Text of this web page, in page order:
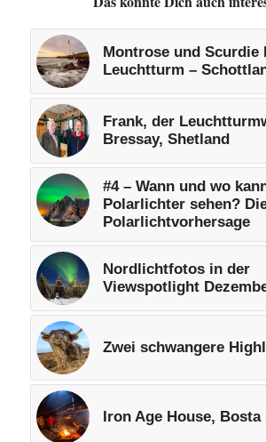
Montrose und Scurdie
Leuchtturm –
Frank, der
Bressay, Shetland
#4 – Wann und wo
Polarlichter sehen?
Polarlichtvorhersage
Nordlichtfotos in der
Viewspotlight
Zwei schwangere
Iron Age House, Bosta